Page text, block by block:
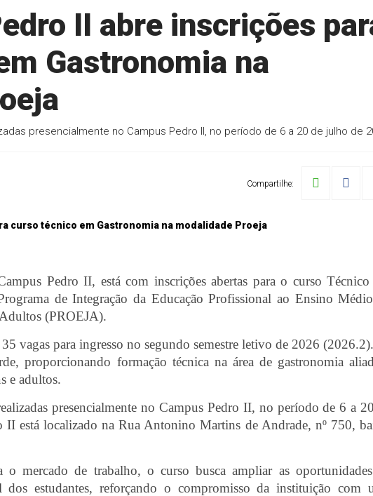
II abre inscrições
Gastronomia na
presencialmente no Campus Pedro II, no período de 6 a 20 de julho de
Compartilhe:
Pedro II, está com inscrições abertas para o curso Técnico
de Integração da Educação Profissional ao Ensino
(PROEJA).
vagas para ingresso no segundo semestre letivo de 2026
proporcionando formação técnica na área de gastronomia
e adultos.
presencialmente no Campus Pedro II, no período de 6 a
está localizado na Rua Antonino Martins de Andrade, nº 750,
mercado de trabalho, o curso busca ampliar as
dos estudantes, reforçando o compromisso da instituição com